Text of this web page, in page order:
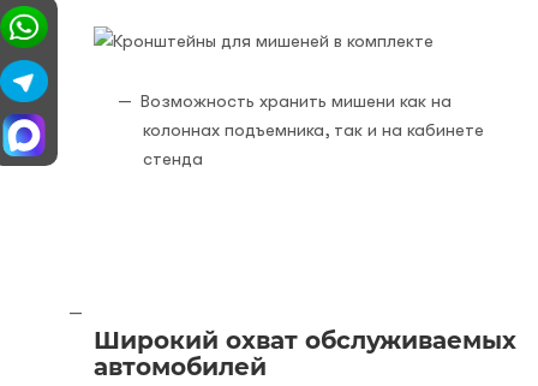
Возможность хранить мишени как на
колоннах подъемника, так и на кабинете
стенда
Широкий охват обслуживаемых
автомобилей